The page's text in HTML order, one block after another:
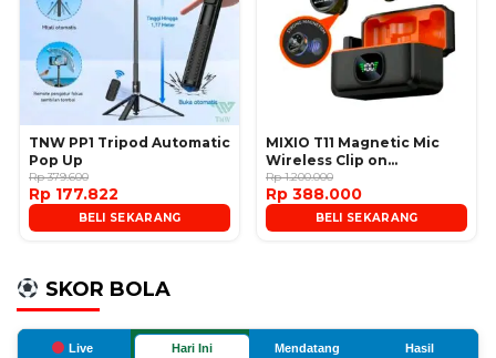
TNW PP1 Tripod Automatic
Pop Up
Rp 379.600
Rp 177.822
BELI SEKARANG
MIXIO T11 Magnetic Mic
Wireless Clip on
Microphone
Rp 1.200.000
Rp 388.000
BELI SEKARANG
SKOR BOLA
Live Hari Ini Mendatang Hasil